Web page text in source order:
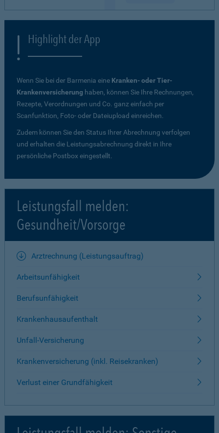
Highlight der App
Wenn Sie bei der Barmenia eine Kranken- oder Tier-
Krankenversicherung haben, können Sie Ihre Rechnungen,
Rezepte, Verordnungen und Co. ganz einfach per
Scanfunktion, Foto- oder Dateiupload einreichen.
Zudem können Sie den Status Ihrer Abrechnung verfolgen
und erhalten die Leistungsabrechnung direkt in Ihre
persönliche Postbox eingestellt.
Leistungsfall melden:
Gesundheit/Vorsorge
Arztrechnung (Leistungsauftrag)
Arbeitsunfähigkeit
Berufsunfähigkeit
Krankenhausaufenthalt
Unfall-Versicherung
Krankenversicherung (inkl. Reisekranken)
Verlust einer Grundfähigkeit